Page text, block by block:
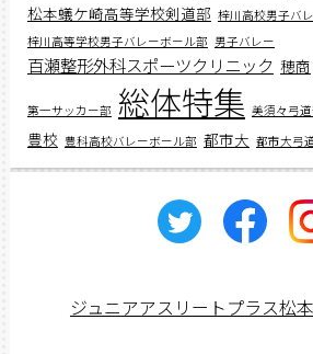
松本蟻ケ崎高等学校剣道部 梓川高校男子バ
梓川高等学校男子バレーボール部 男子バレー
百瀬整形外科スポーツクリニック 穂商
第一サッカー部 総体特集 美須々弓
豊校 豊科高校バレーボール部 都市大 都市大弓
ジュニアアスリートプラス松本